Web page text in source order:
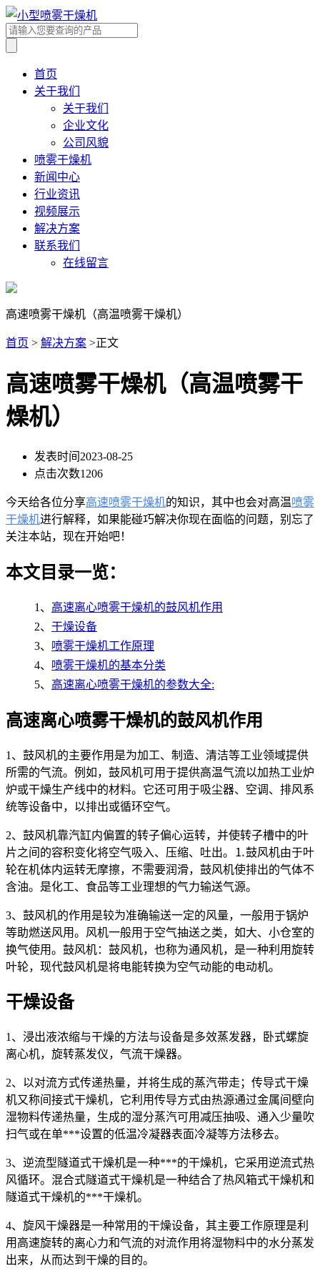
首页
关于我们
关于我们
企业文化
公司风貌
喷雾干燥机
新闻中心
行业资讯
视频展示
解决方案
联系我们
在线留言
高速喷雾干燥机（高温喷雾干燥机）
首页 > 解决方案 >正文
高速喷雾干燥机（高温喷雾干
燥机）
发表时间 2023-08-25
点击次数1206
今天给各位分享高速喷雾干燥机的知识，其中也会对高温喷雾
干燥机进行解释，如果能碰巧解决你现在面临的问题，别忘了
关注本站，现在开始吧！
本文目录一览：
1、 高速离心喷雾干燥机的鼓风机作用
2、 干燥设备
3、 喷雾干燥机工作原理
4、 喷雾干燥机的基本分类
5、 高速离心喷雾干燥机的参数大全:
高速离心喷雾干燥机的鼓风机作用
1、鼓风机的主要作用是为加工、制造、清洁等工业领域提供
所需的气流。例如，鼓风机可用于提供高温气流以加热工业炉
炉或干燥生产线中的材料。它还可用于吸尘器、空调、排风系
统等设备中，以排出或循环空气。
2、鼓风机靠汽缸内偏置的转子偏心运转，并使转子槽中的叶
片之间的容积变化将空气吸入、压缩、吐出。⒈鼓风机由于叶
轮在机体内运转无摩擦，不需要润滑，鼓风机使排出的气体不
含油。是化工、食品等工业理想的气力输送气源。
3、鼓风机的作用是较为准确输送一定的风量，一般用于锅炉
等助燃送风用。风机一般用于空气抽送之类，如大、小仓室的
换气使用。鼓风机：鼓风机，也称为通风机，是一种利用旋转
叶轮，现代鼓风机是将电能转换为空气动能的电动机。
干燥设备
1、浸出液浓缩与干燥的方法与设备是多效蒸发器，卧式螺旋
离心机，旋转蒸发仪，气流干燥器。
2、以对流方式传递热量，并将生成的蒸汽带走；传导式干燥
机又称间接式干燥机，它利用传导方式由热源通过金属间壁向
湿物料传递热量，生成的湿分蒸汽可用减压抽吸、通入少量吹
扫气或在单***设置的低温冷凝器表面冷凝等方法移去。
3、逆流型隧道式干燥机是一种***的干燥机，它采用逆流式热
风循环。混合式隧道式干燥机是一种结合了热风箱式干燥机和
隧道式干燥机的***干燥机。
4、旋风干燥器是一种常用的干燥设备，其主要工作原理是利
用高速旋转的离心力和气流的对流作用将湿物料中的水分蒸发
出来，从而达到干燥的目的。